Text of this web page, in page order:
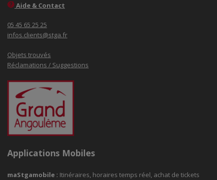
Aide & Contact
05 45 65 25 25
infos.clients@stga.fr
Objets trouvés
Réclamations / Suggestions
Applications Mobiles
maStgamobile : Itinéraires, horaires temps réel, achat de tickets